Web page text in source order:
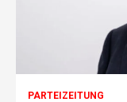
PARTEIZEITUNG